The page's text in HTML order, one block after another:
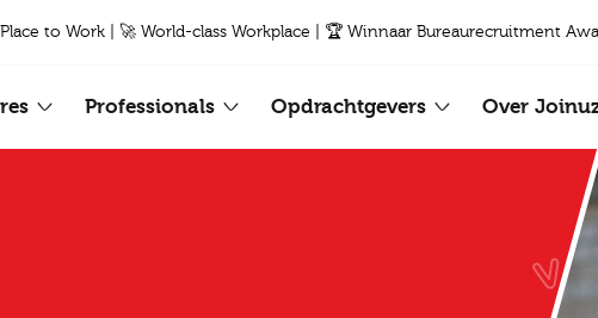
to Work | 🚀 World-class Workplace | 🏆 Winnaar Bureaurecruitment
Professionals Opdrachtgevers Over